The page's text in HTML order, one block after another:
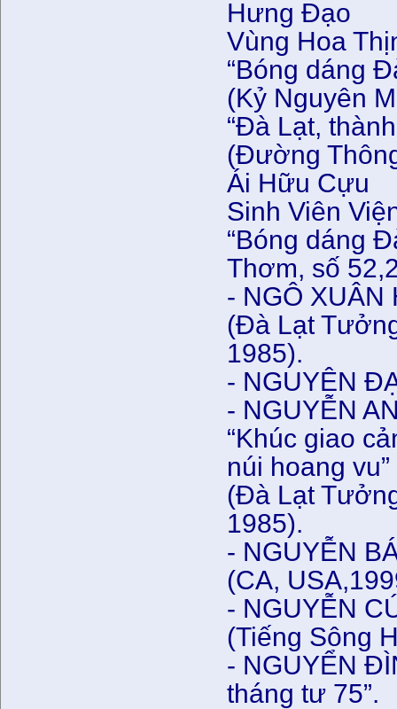
Hưng Đạo
Vùng Hoa
“Bóng dáng
(Kỷ Nguyên
“Đà Lạt,
(Đường
Ái Hữu Cựu
Sinh Viên
“Bóng dáng
Thơm, số
- NGÔ XUÂN
(Đà Lạt
1985).
- NGUYÊN
- NGUYỄN
“Khúc giao
núi hoang vu”
(Đà Lạt
1985).
- NGUYỄN
(CA,
- NGUYỄN
(Tiếng Sông
- NGUYỂN
tháng tư 75”.